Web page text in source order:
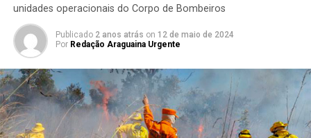
unidades operacionais do Corpo de Bombeiros
Publicado 2 anos atrás on 12 de maio de 2024
Por Redação Araguaina Urgente